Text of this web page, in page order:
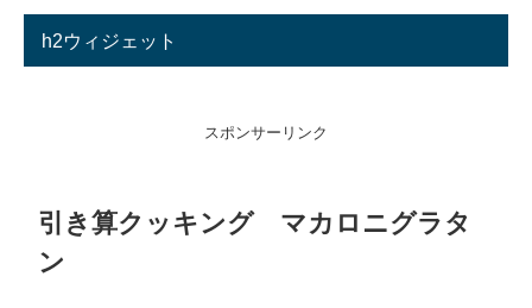
h2ウィジェット
スポンサーリンク
引き算クッキング マカロニグラタ
ン